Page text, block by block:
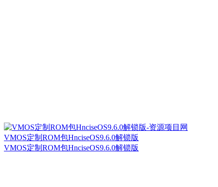
VMOS定制ROM包HnciseOS9.6.0解锁版
VMOS定制ROM包HnciseOS9.6.0解锁版